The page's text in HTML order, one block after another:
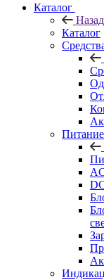
Каталог
Назад
Каталог
Питание